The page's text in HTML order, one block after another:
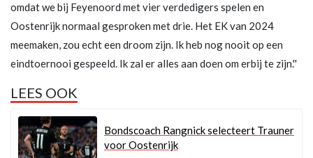
omdat we bij Feyenoord met vier verdedigers spelen en
Oostenrijk normaal gesproken met drie. Het EK van 2024
meemaken, zou echt een droom zijn. Ik heb nog nooit op een
eindtoernooi gespeeld. Ik zal er alles aan doen om erbij te zijn.''
LEES OOK
Bondscoach Rangnick selecteert Trauner
voor Oostenrijk